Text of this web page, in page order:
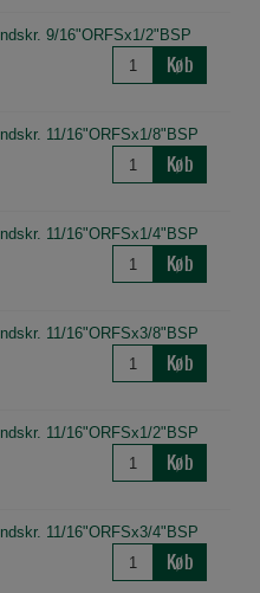
Indskr. 9/16"ORFSx1/2"BSP
Køb
Indskr. 11/16"ORFSx1/8"BSP
Køb
Indskr. 11/16"ORFSx1/4"BSP
Køb
Indskr. 11/16"ORFSx3/8"BSP
Køb
Indskr. 11/16"ORFSx1/2"BSP
Køb
Indskr. 11/16"ORFSx3/4"BSP
Køb